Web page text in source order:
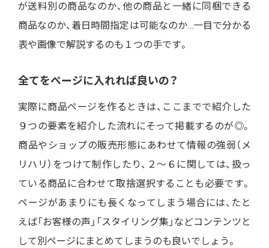
が送料別の商品なのか、他の商品と一緒に同梱できる
商品なのか、着日時間指定は可能なのか…一目で分かる
表や画像で解説するのも１つの手です。
全てをページに入れれば良いの？
実際に商品ページを作るときは、ここまでで紹介した
９つの要素を紹介した流れにそって掲載するのが◎。
商品やショップの販売形態にあわせて情報の強弱（メ
リハリ）をつけて制作したり、２〜６に関しては、扱っ
ている商品に合わせて取捨選択することも必要です。
ページがあまりにも長くなってしまう場合には、たと
えば「お客様の声」「スタイリング集」などコンテンツと
して別ページにまとめてしまうのも良いでしょう。